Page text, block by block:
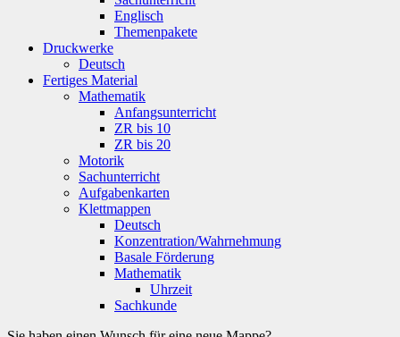
Englisch
Themenpakete
Druckwerke
Deutsch
Fertiges Material
Mathematik
Anfangsunterricht
ZR bis 10
ZR bis 20
Motorik
Sachunterricht
Aufgabenkarten
Klettmappen
Deutsch
Konzentration/Wahrnehmung
Basale Förderung
Mathematik
Uhrzeit
Sachkunde